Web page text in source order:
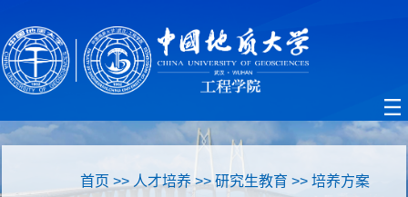
首页 >> 人才培养 >> 研究生教育 >> 培养方案